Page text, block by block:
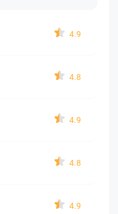
4.9
4.8
4.9
4.8
4.9